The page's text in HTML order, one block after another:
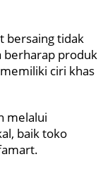
bersaing tidak
berharap produk
ciri khas
melalui
baik toko